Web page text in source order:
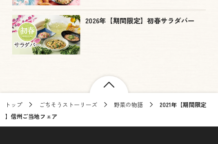
2026年【期間限定】初春サラダバー
トップ ごちそうストーリーズ 野菜の物語
2021年【期間限定
】信州ご当地フェア